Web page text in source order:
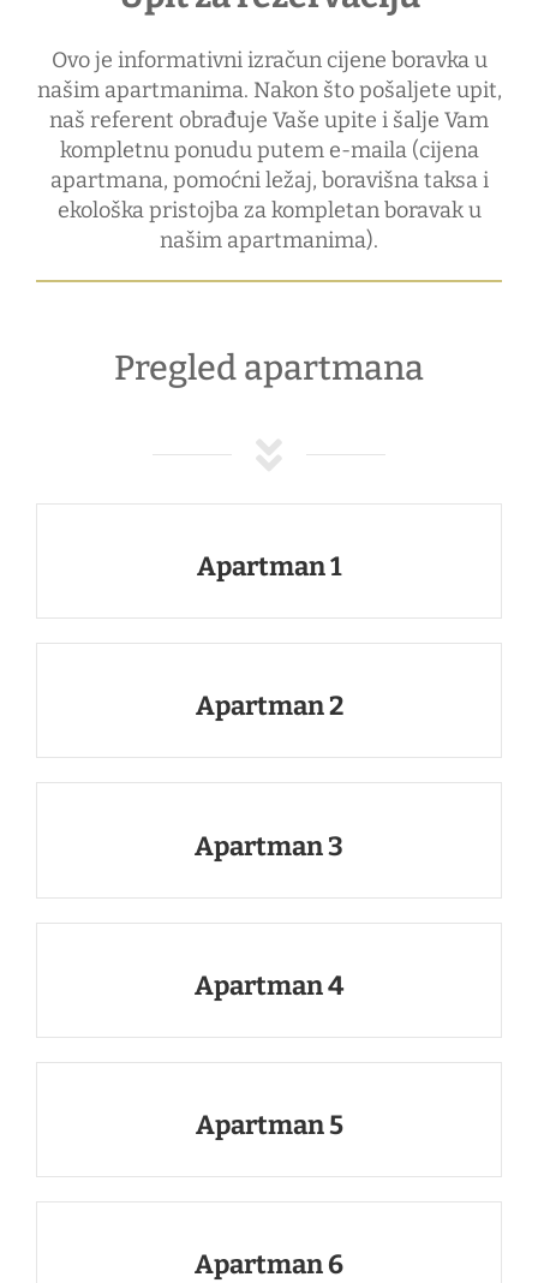
Ovo je informativni izračun cijene boravka u
našim apartmanima. Nakon što pošaljete upit,
naš referent obrađuje Vaše upite i šalje Vam
kompletnu ponudu putem e-maila (cijena
apartmana, pomoćni ležaj, boravišna taksa i
ekološka pristojba za kompletan boravak u
našim apartmanima).
Pregled apartmana
Apartman 1
Apartman 2
Apartman 3
Apartman 4
Apartman 5
Apartman 6